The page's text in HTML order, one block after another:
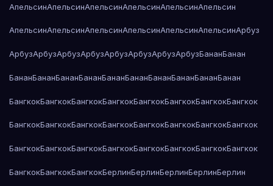
АпельсинАпельсинАпельсинАпельсинАпельсинАпельсин
АпельсинАпельсинАпельсинАпельсинАпельсинАпельсинАрбуз
АрбузАрбузАрбузАрбузАрбузАрбузАрбузАрбузБананБанан
БананБананБананБананБананБананБананБананБананБанан
БангкокБангкокБангкокБангкокБангкокБангкокБангкокБангкок
БангкокБангкокБангкокБангкокБангкокБангкокБангкокБангкок
БангкокБангкокБангкокБангкокБангкокБангкокБангкокБангкок
БангкокБангкокБангкокБерлинБерлинБерлинБерлинБерлин